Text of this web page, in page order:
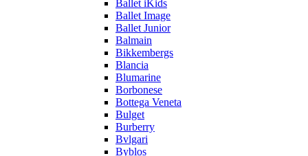
Ballet iKids
Ballet Image
Ballet Junior
Balmain
Bikkembergs
Blancia
Blumarine
Borbonese
Bottega Veneta
Bulget
Burberry
Bvlgari
Byblos